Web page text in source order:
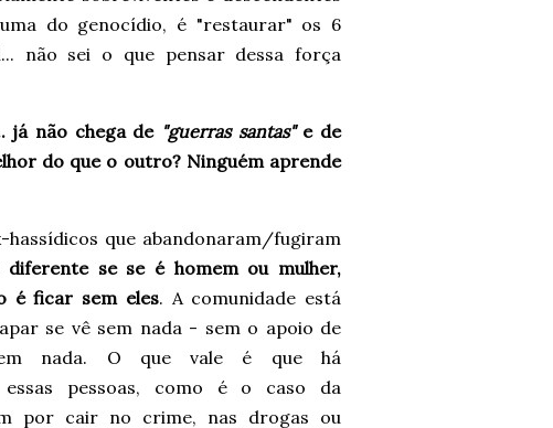
do genocídio, é "restaurar" os 6
não sei o que pensar dessa força
já não chega de "guerras santas"e de
do que o outro? Ninguém aprende
hassídicos que abandonaram/fugiram
se se é homem ou mulher,
é ficar sem eles. A comunidade está
se vê sem nada - sem o apoio de
nada. O que vale é que há
essas pessoas, como é o caso da
por cair no crime, nas drogas ou